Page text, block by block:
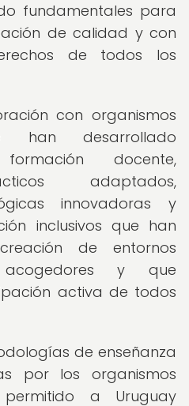
fundamentales para
de calidad y con
de todos los
con organismos
han desarrollado
docente,
adaptados,
innovadoras y
inclusivos que han
de entornos
y que
activa de todos
de enseñanza
por los organismos
a Uruguay